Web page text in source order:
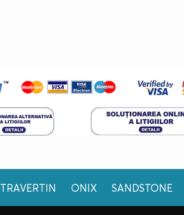
TRAVERTIN ONIX SANDSTONE